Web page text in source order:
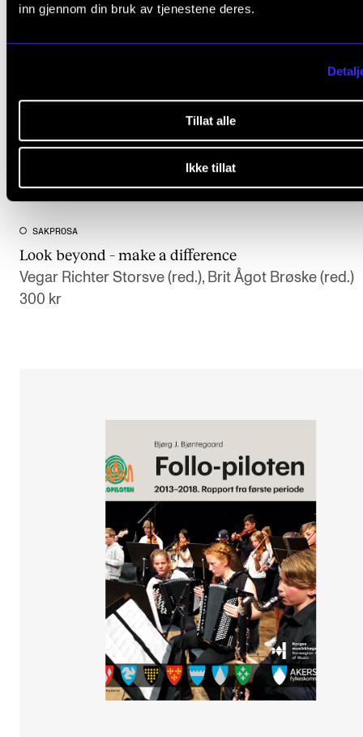
inn gjennom din bruk av tjenestene deres.
Tillat alle
Ikke tillat
SAKPROSA
Look beyond – make a difference
Vegar Richter Storsve (red.), Brit Ågot Brøske (red.)
300 kr